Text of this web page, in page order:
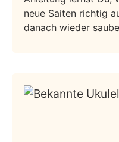
neue Saiten richtig
danach wieder